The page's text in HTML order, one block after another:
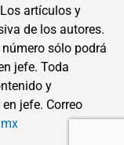
artículos y
de los autores.
sólo podrá
jefe. Toda
y
jefe. Correo